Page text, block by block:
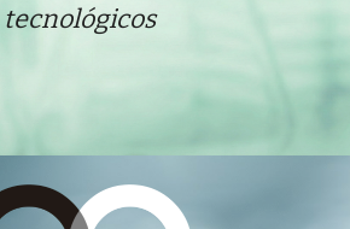
tecnológicos